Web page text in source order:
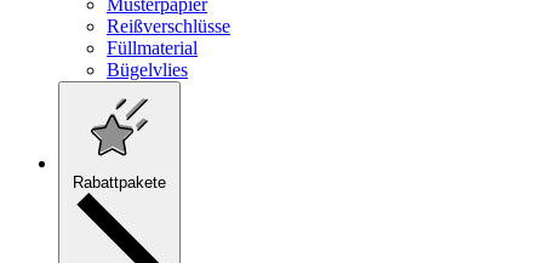
Musterpapier
Reißverschlüsse
Füllmaterial
Bügelvlies
Rabattpakete